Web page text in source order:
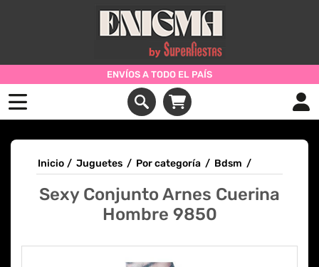
ENVÍOS A TODO EL PAÍS
Inicio / Juguetes / Por categoría / Bdsm /
Sexy Conjunto Arnes Cuerina
Hombre 9850